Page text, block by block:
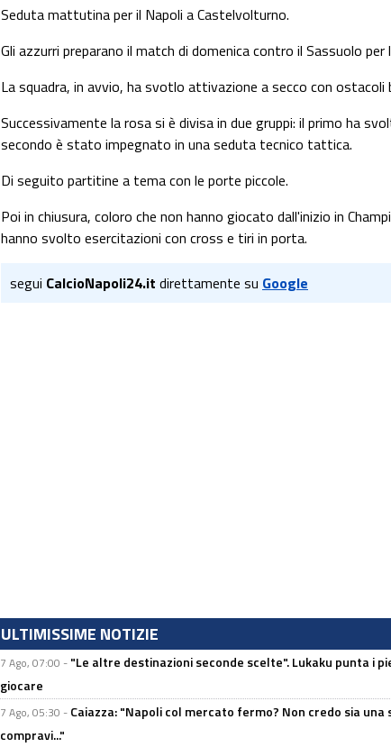
Seduta mattutina per il Napoli a Castelvolturno.
Gli azzurri preparano il match di domenica contro il Sassuolo
La squadra, in avvio, ha svotlo attivazione a secco con ostacoli
Successivamente la rosa si è divisa in due gruppi: il primo ha
secondo è stato impegnato in una seduta tecnico tattica.
Di seguito partitine a tema con le porte piccole.
Poi in chiusura, coloro che non hanno giocato dall'inizio in
hanno svolto esercitazioni con cross e tiri in porta.
segui CalcioNapoli24.it direttamente su Google
ULTIMISSIME NOTIZIE
7 Ago, 07:00 - "Le altre destinazioni seconde scelte". Lukaku punta i
giocare
7 Ago, 05:30 - Caiazza: "Napoli col mercato fermo? Non credo sia
compravi..."